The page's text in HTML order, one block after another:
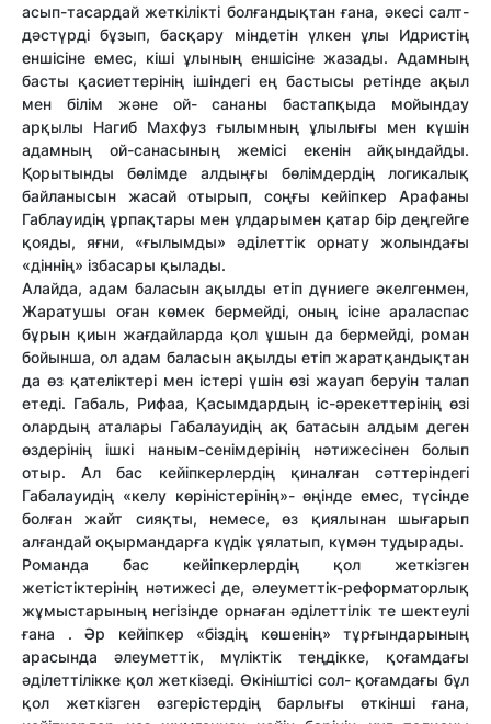
асып-тасардай жеткілікті болғандықтан ғана, әкесі салт-
дәстүрді бұзып, басқару міндетін үлкен ұлы Идристің
еншісіне емес, кіші ұлының еншісіне жазады. Адамның
басты қасиеттерінің ішіндегі ең бастысы ретінде ақыл
мен білім және ой- сананы бастапқыда мойындау
арқылы Нагиб Махфуз ғылымның ұлылығы мен күшін
адамның ой-санасының жемісі екенін айқындайды.
Қорытынды бөлімде алдыңғы бөлімдердің логикалық
байланысын жасай отырып, соңғы кейіпкер Арафаны
Габлауидің ұрпақтары мен ұлдарымен қатар бір деңгейге
қояды, яғни, «ғылымды» әділеттік орнату жолындағы
«діннің» ізбасары қылады.
Алайда, адам баласын ақылды етіп дүниеге әкелгенмен,
Жаратушы оған көмек бермейді, оның ісіне араласпас
бұрын қиын жағдайларда қол ұшын да бермейді, роман
бойынша, ол адам баласын ақылды етіп жаратқандықтан
да өз қателіктері мен істері үшін өзі жауап беруін талап
етеді. Габаль, Рифаа, Қасымдардың іс-әрекеттерінің өзі
олардың аталары Габалауидің ақ батасын алдым деген
өздерінің ішкі наным-сенімдерінің нәтижесінен болып
отыр. Ал бас кейіпкерлердің қиналған сәттеріндегі
Габалауидің «келу көріністерінің»- өңінде емес, түсінде
болған жайт сияқты, немесе, өз қиялынан шығарып
алғандай оқырмандарға күдік ұялатып, күмән тудырады.
Романда бас кейіпкерлердің қол жеткізген
жетістіктерінің нәтижесі де, әлеуметтік-реформаторлық
жұмыстарының негізінде орнаған әділеттілік те шектеулі
ғана . Әр кейіпкер «біздің көшенің» тұрғындарының
арасында әлеуметтік, мүліктік теңдікке, қоғамдағы
әділеттілікке қол жеткізеді. Өкініштісі сол- қоғамдағы бұл
қол жеткізген өзгерістердің барлығы өткінші ғана,